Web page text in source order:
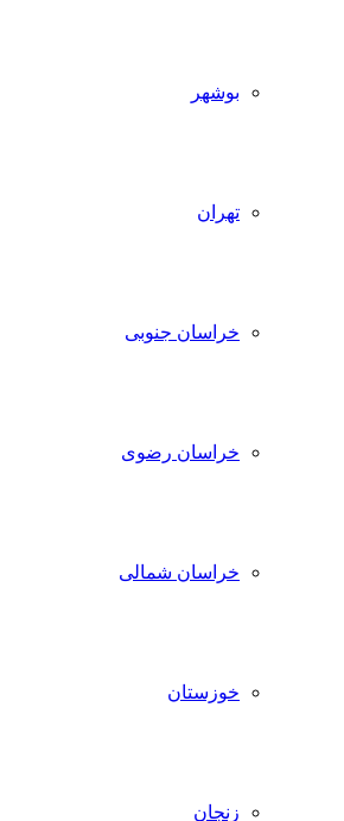
بوشهر
تهران
خراسان جنوبی
خراسان رضوی
خراسان شمالی
خوزستان
زنجان